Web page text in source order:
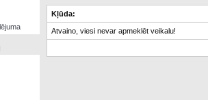
Kļūda:
Atvaino, viesi nevar apmeklēt veikalu!